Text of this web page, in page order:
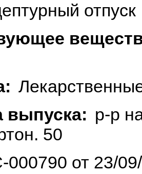
отпуск
р-р
50
000790 от 23/